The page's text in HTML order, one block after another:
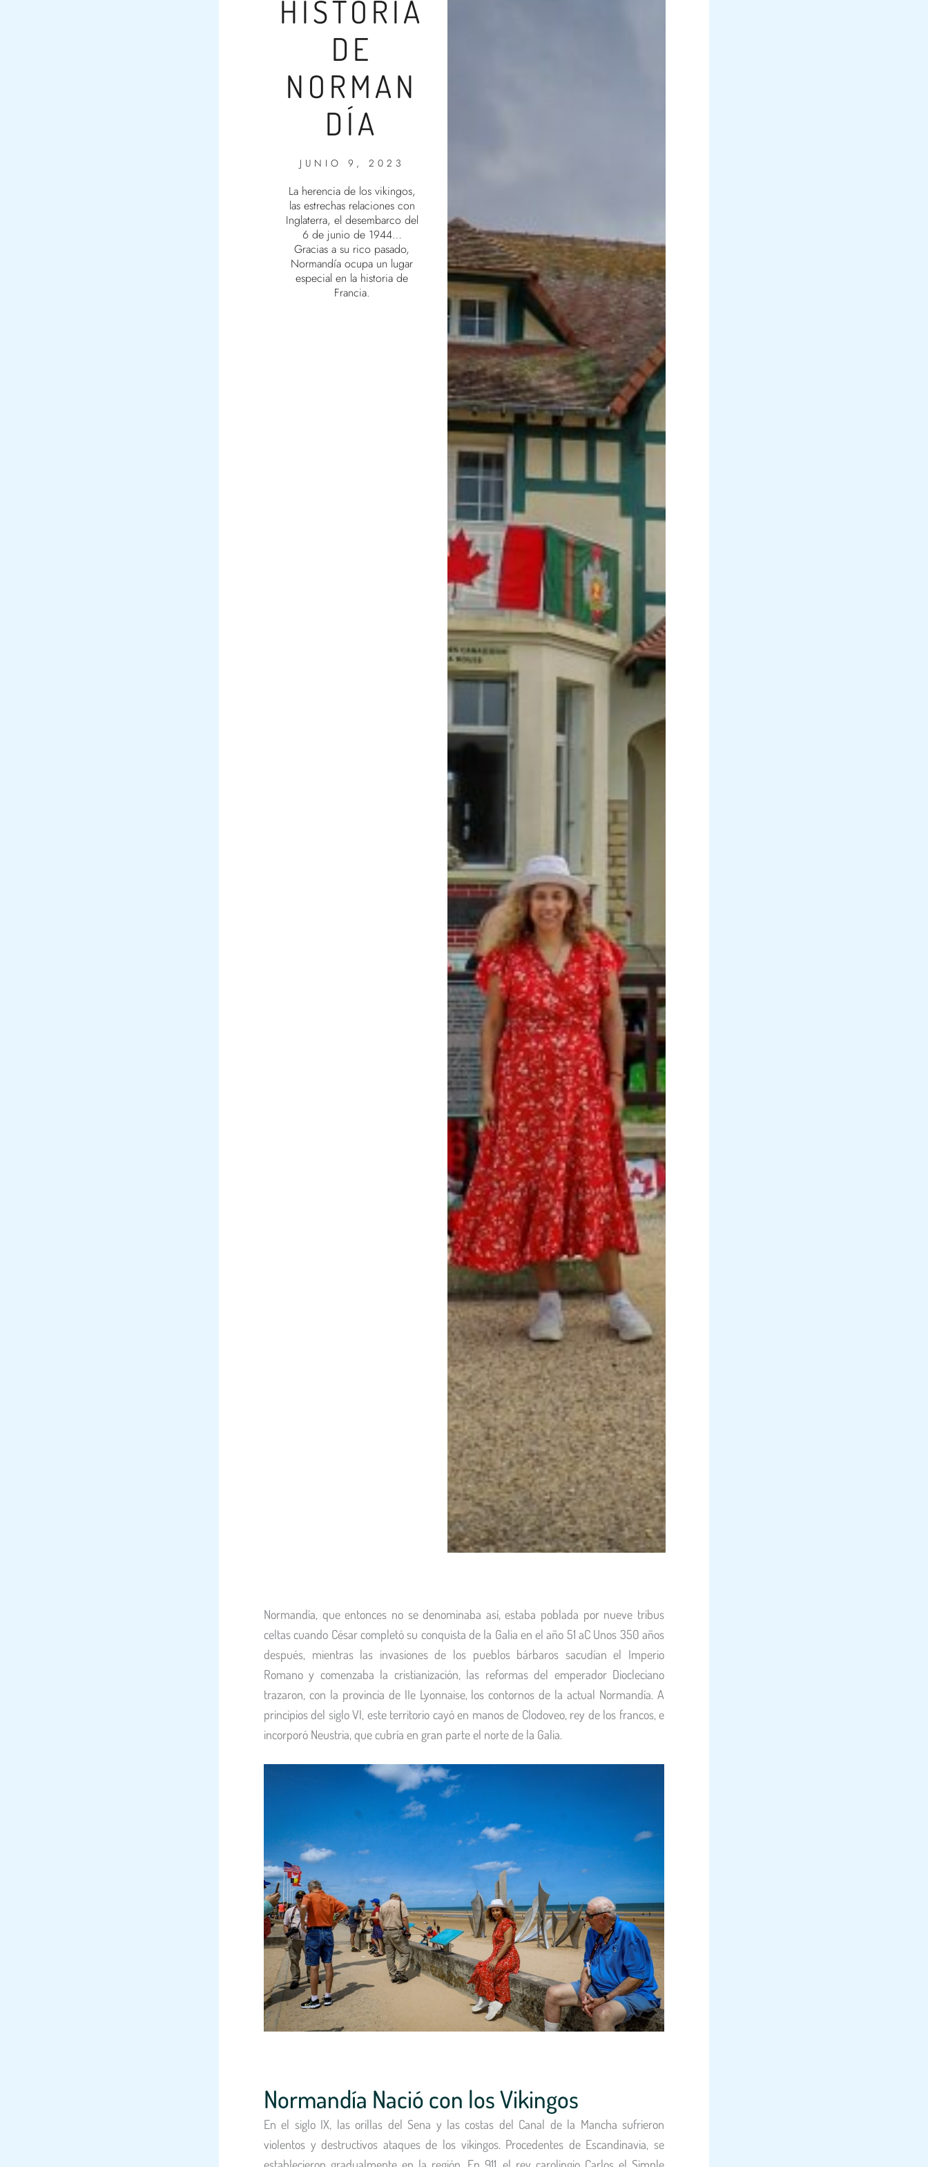
HISTORIA
DE
NORMAN
DÍA
JUNIO 9, 2023
La herencia de los vikingos,
las estrechas relaciones con
Inglaterra, el desembarco del
6 de junio de 1944…
Gracias a su rico pasado,
Normandía ocupa un lugar
especial en la historia de
Francia.
Normandía, que entonces no se denominaba así, estaba poblada por nueve tribus
celtas cuando César completó su conquista de la Galia en el año 51 aC Unos 350 años
después, mientras las invasiones de los pueblos bárbaros sacudían el Imperio
Romano y comenzaba la cristianización, las reformas del emperador Diocleciano
trazaron, con la provincia de IIe Lyonnaise, los contornos de la actual Normandía. A
principios del siglo VI, este territorio cayó en manos de Clodoveo, rey de los francos, e
incorporó Neustria, que cubría en gran parte el norte de la Galia.
Normandía Nació con los Vikingos
En el siglo IX, las orillas del Sena y las costas del Canal de la Mancha sufrieron
violentos y destructivos ataques de los vikingos. Procedentes de Escandinavia, se